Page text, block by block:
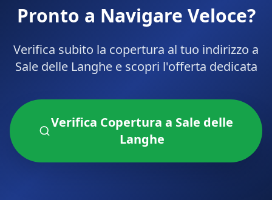
Pronto a Navigare Veloce?
Verifica subito la copertura al tuo indirizzo a
Sale delle Langhee scopri l'offerta dedicata
Verifica Copertura a Sale delle
Langhe